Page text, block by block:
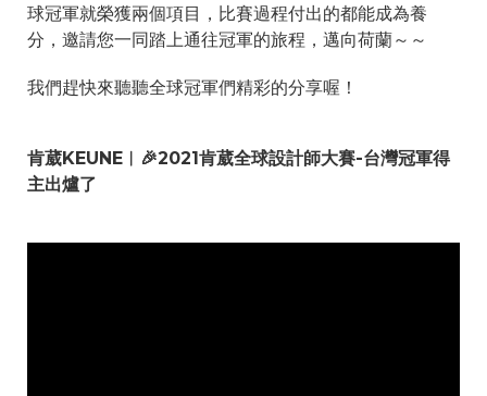
球冠軍就榮獲兩個項目， 比賽過程付出的都能成為養
分，邀請您一同踏上通往冠軍的旅程，邁向荷蘭～～
我們趕快來聽聽全球冠軍們精彩的分享喔！
肯葳KEUNE︱🎉2021肯葳全球設計師大賽-台灣冠軍得
主出爐了